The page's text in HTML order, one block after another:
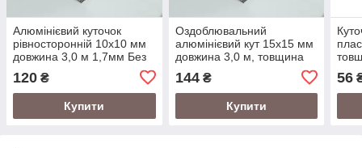
Алюмінієвий куточок
рівносторонній 10х10 мм
довжина 3,0 м 1,7мм Без
120 ₴
Купити
Оздоблювальний
алюмінієвий кут 15х15 мм
довжина 3,0 м, товщина
144₴
Купити
56